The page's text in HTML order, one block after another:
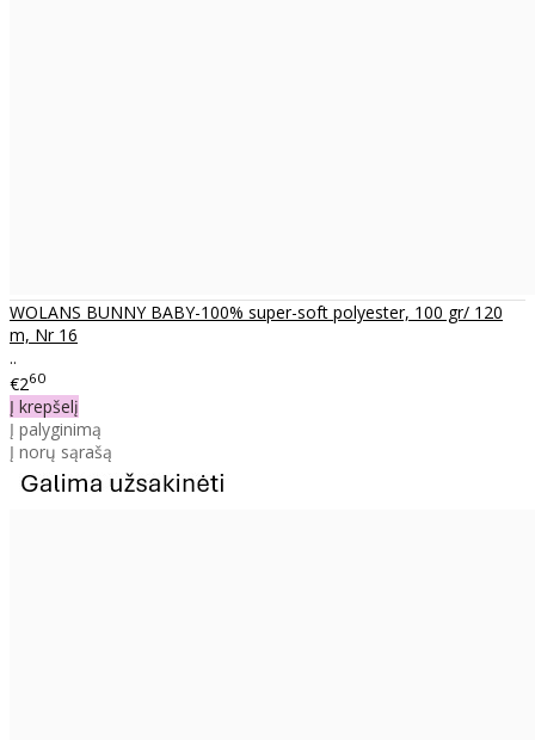
WOLANS BUNNY BABY-100% super-soft polyester, 100 gr/ 120
m, Nr 16
..
€260
Į krepšelį
Į palyginimą
Į norų sąrašą